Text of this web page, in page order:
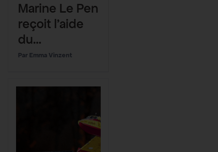
Marine Le Pen
reçoit l’aide
du
gouverneme
financer sa
présidentielle
Emma Vinzent